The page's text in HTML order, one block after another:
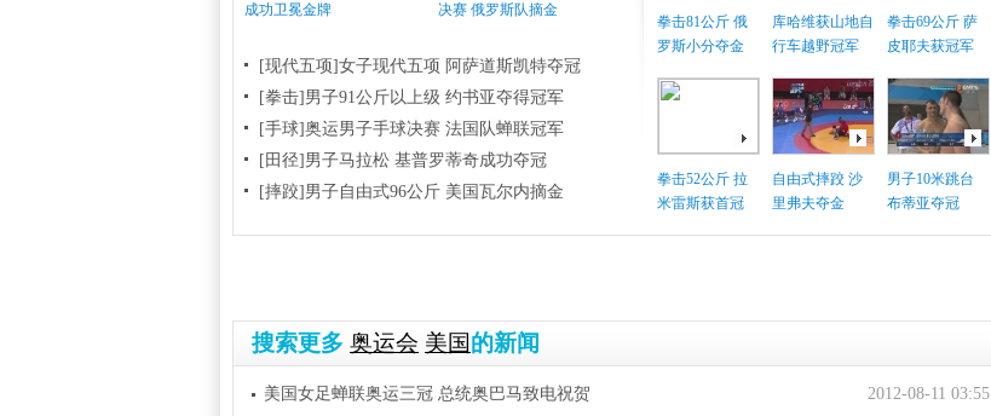
成功卫冕金牌
决赛 俄罗斯队摘金
[现代五项]女子现代五项 阿萨道斯凯特夺冠
[拳击]男子91公斤以上级 约书亚夺得冠军
[手球]奥运男子手球决赛 法国队蝉联冠军
[田径]男子马拉松 基普罗蒂奇成功夺冠
[摔跤]男子自由式96公斤 美国瓦尔内摘金
拳击81公斤 俄
罗斯小分夺金
库哈维获山地自
行车越野冠军
拳击69公斤 萨
皮耶夫获冠军
拳击52公斤 拉
米雷斯获首冠
自由式摔跤 沙
里弗夫夺金
男子10米跳台
布蒂亚夺冠
搜索更多 奥运会 美国的新闻
2012-08-11 03:55
美国女足蝉联奥运三冠 总统奥巴马致电祝贺